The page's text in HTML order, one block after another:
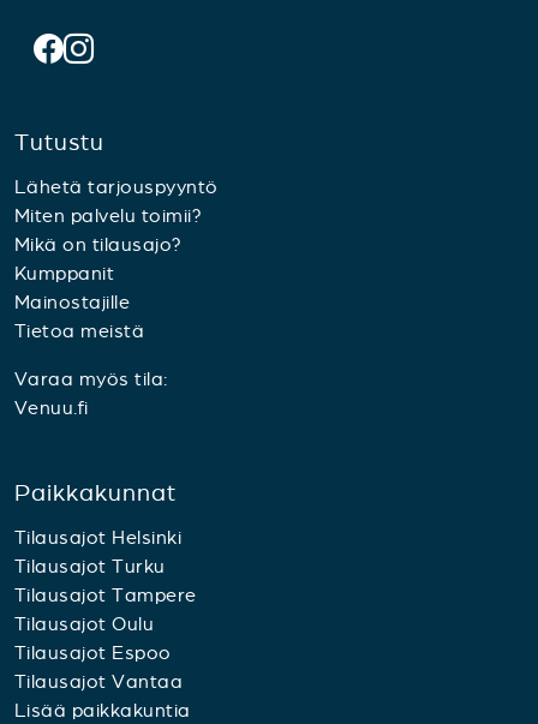
Tutustu
Lähetä tarjouspyyntö
Miten palvelu toimii?
Mikä on tilausajo?
Kumppanit
Mainostajille
Tietoa meistä
Varaa myös tila:
Venuu.fi
Paikkakunnat
Tilausajot Helsinki
Tilausajot Turku
Tilausajot Tampere
Tilausajot Oulu
Tilausajot Espoo
Tilausajot Vantaa
Lisää paikkakuntia